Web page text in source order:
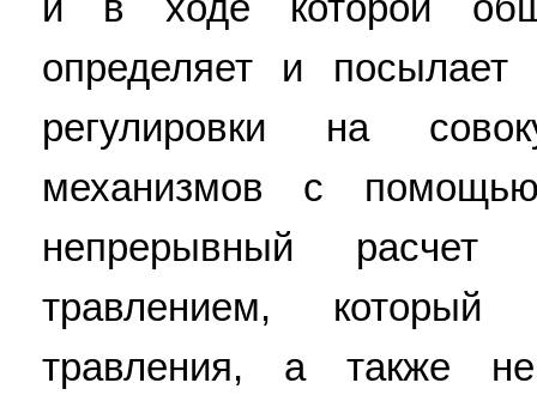
определяет и посылает
регулировки на
механизмов с
непрерывный расчет
травлением,
травления, а также